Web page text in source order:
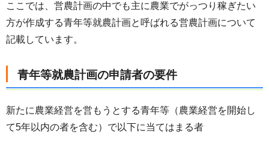
ここでは、営農計画の中でも主に農業でがっつり稼ぎたい
方が作成する青年等就農計画と呼ばれる営農計画について
記載しています。
青年等就農計画の申請者の要件
新たに農業経営を営もうとする青年等（農業経営を開始し
て5年以内の者を含む）で以下に当てはまる者